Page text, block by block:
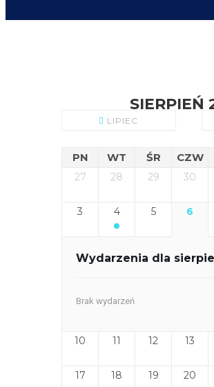
LIPIEC
SIERPIEŃ
PN WT ŚR CZW
27 28 29 30
3 4 5 6
Wydarzenia dla
Brak wydarzeń
10 11 12 13
17 18 19 20